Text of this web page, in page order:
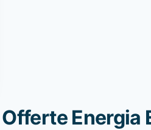
Energia